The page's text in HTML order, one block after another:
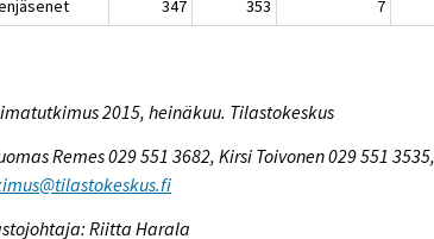
347 353 7
2015, heinäkuu. Tilastokeskus
Remes 029 551 3682, Kirsi Toivonen 029 551 3535,
Riitta Harala